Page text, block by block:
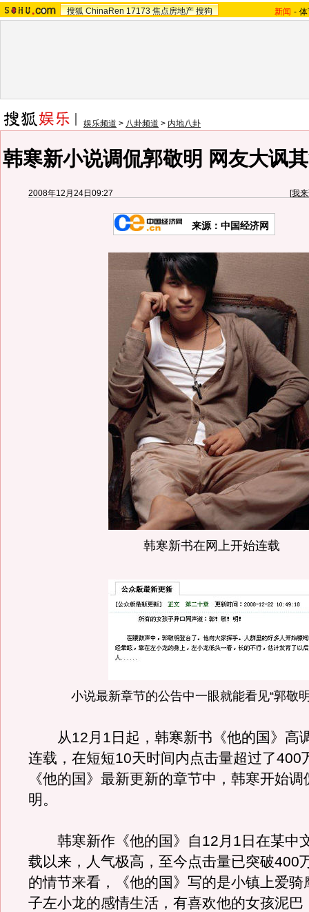
搜狐 ChinaRen 17173 焦点房地产 搜狗 新闻 -
娱乐频道 > 八卦频道 > 内地八卦
韩寒新小说调侃郭敬明 网友大讽
2008年12月24日09:27 [我
来源：中国经济网
韩寒新书在网上开始连载
小说最新章节的公告中一眼就能看见“郭敬
从12月1日起，韩寒新书《他的国》高
连载，在短短10天时间内点击量超过了400
《他的国》最新更新的章节中，韩寒开始
明。
韩寒新作《他的国》自12月1日在某中
载以来，人气极高，至今点击量已突破400
的情节来看，《他的国》写的是小镇上爱骑
子左小龙的感情生活，有喜欢他的女孩泥巴